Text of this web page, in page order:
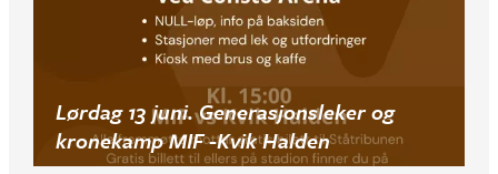
Lørdag 13 juni. Generasjonsleker og
kronekamp MIF -Kvik Halden